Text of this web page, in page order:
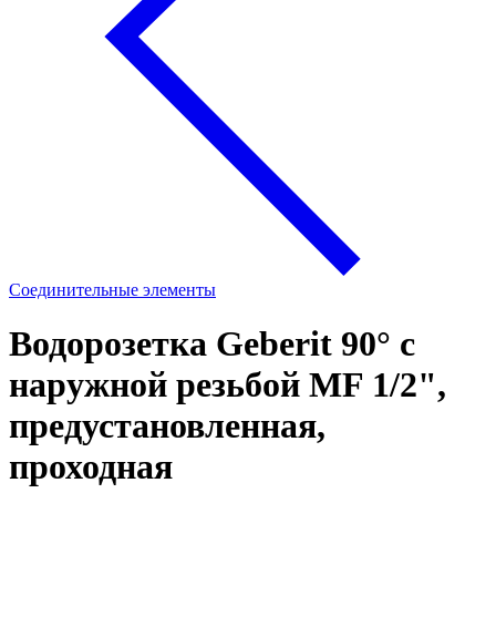
Соединительные элементы
Водорозетка Geberit 90° с
наружной резьбой MF 1/2",
предустановленная,
проходная